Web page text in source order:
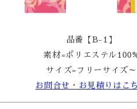
品番【B-1】
素材=ポリエステル
サイズ=フリーサイズ～
お問合せ・お見積りはこ